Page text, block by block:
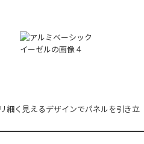
細く見えるデザインでパネルを引き立